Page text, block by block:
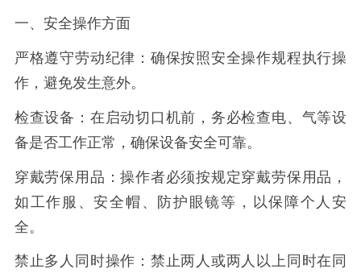
一、安全操作方面
严格遵守劳动纪律：确保按照安全操作规程执行操
作，避免发生意外。
检查设备：在启动切口机前，务必检查电、气等设
备是否工作正常，确保设备安全可靠。
穿戴劳保用品：操作者必须按规定穿戴劳保用品，
如工作服、安全帽、防护眼镜等，以保障个人安
全。
禁止多人同时操作：禁止两人或两人以上同时在同